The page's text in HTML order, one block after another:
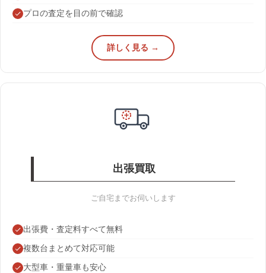
プロの査定を目の前で確認
詳しく見る →
出張買取
ご自宅までお伺いします
出張費・査定料すべて無料
複数台まとめて対応可能
大型車・重量車も安心